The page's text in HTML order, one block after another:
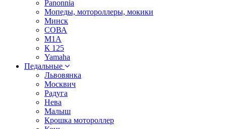
Panonnia
Мопеды, мотороллеры, мокики
Минск
СОВА
М1А
К 125
Yamaha
Педальные
Львовянка
Москвич
Радуга
Нева
Малыш
Крошка мотороллер